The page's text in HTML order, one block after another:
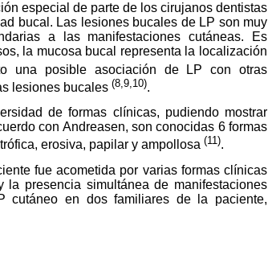
especial de parte de los cirujanos dentistas
bucal. Las lesiones bucales de LP son muy
a las manifestaciones cutáneas. Es
la mucosa bucal representa la localización
una posible asociación de LP con otras
lesiones bucales (8,9,10).
de formas clínicas, pudiendo mostrar
con Andreasen, son conocidas 6 formas
erosiva, papilar y ampollosa (11).
fue acometida por varias formas clínicas
presencia simultánea de manifestaciones
cutáneo en dos familiares de la paciente,